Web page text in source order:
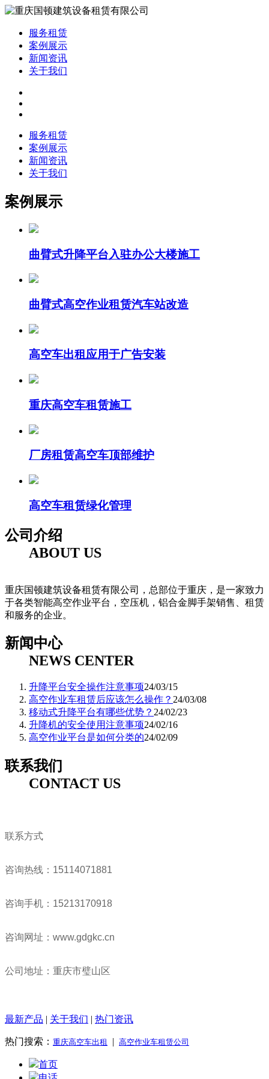
服务租赁
案例展示
新闻资讯
关于我们
服务租赁
案例展示
新闻资讯
关于我们
案例展示
曲臂式升降平台入驻办公大楼施工
曲臂式高空作业租赁汽车站改造
高空车出租应用于广告安装
重庆高空车租赁施工
厂房租赁高空车顶部维护
高空车租赁绿化管理
公司介绍
ABOUT US
重庆国顿建筑设备租赁有限公司，总部位于重庆，是一家致力
于各类智能高空作业平台，空压机，铝合金脚手架销售、租赁
和服务的企业。
新闻中心
NEWS CENTER
升降平台安全操作注意事项24/03/15
高空作业车租赁后应该怎么操作？ 24/03/08
移动式升降平台有哪些优势？ 24/02/23
升降机的安全使用注意事项24/02/16
高空作业平台是如何分类的24/02/09
联系我们
CONTACT US
联系方式
咨询热线：15114071881
咨询手机：15213170918
咨询网址：www.gdgkc.cn
公司地址：重庆市璧山区
最新产品 | 关于我们 | 热门资讯
热门搜索： 重庆高空车出租 | 高空作业车租赁公司
首页